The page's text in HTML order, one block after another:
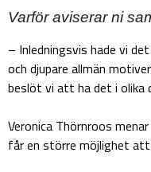
Varför aviserar ni
– Inledningsvis hade vi
och djupare allmän
beslöt vi att ha det i olika
Veronica Thörnroos
får en större möjlighet att